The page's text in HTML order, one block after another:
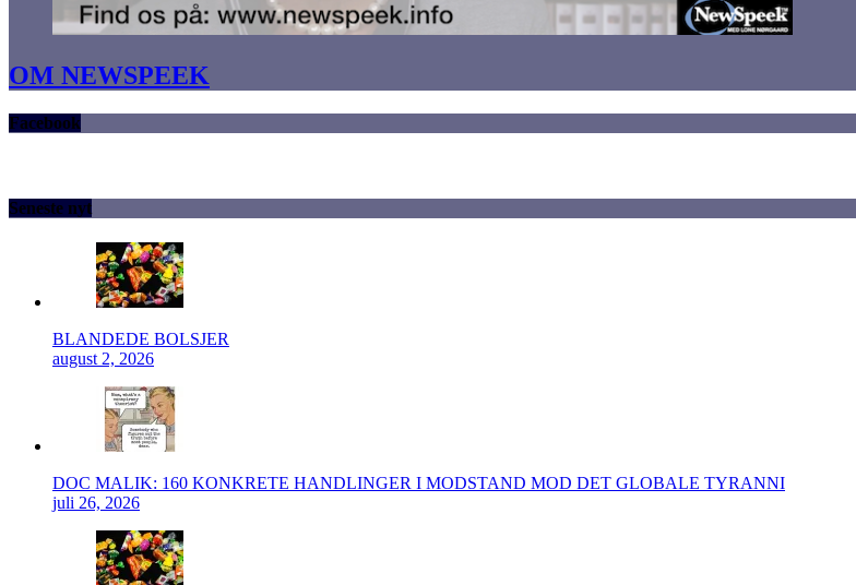
OM NEWSPEEK
Facebook
Seneste nyt
BLANDEDE BOLSJER
august 2, 2026
DOC MALIK: 160 KONKRETE HANDLINGER I MODSTAND MOD DET GLOBALE TYRANNI
juli 26, 2026